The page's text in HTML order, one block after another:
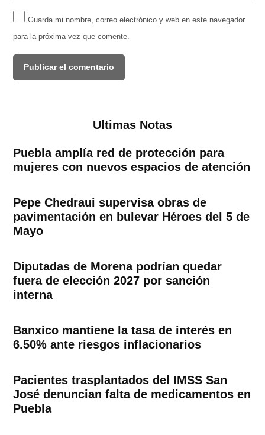
Guarda mi nombre, correo electrónico y web en este navegador
para la próxima vez que comente.
Ultimas Notas
Puebla amplía red de protección para
mujeres con nuevos espacios de atención
Pepe Chedraui supervisa obras de
pavimentación en bulevar Héroes del 5 de
Mayo
Diputadas de Morena podrían quedar
fuera de elección 2027 por sanción
interna
Banxico mantiene la tasa de interés en
6.50% ante riesgos inflacionarios
Pacientes trasplantados del IMSS San
José denuncian falta de medicamentos en
Puebla